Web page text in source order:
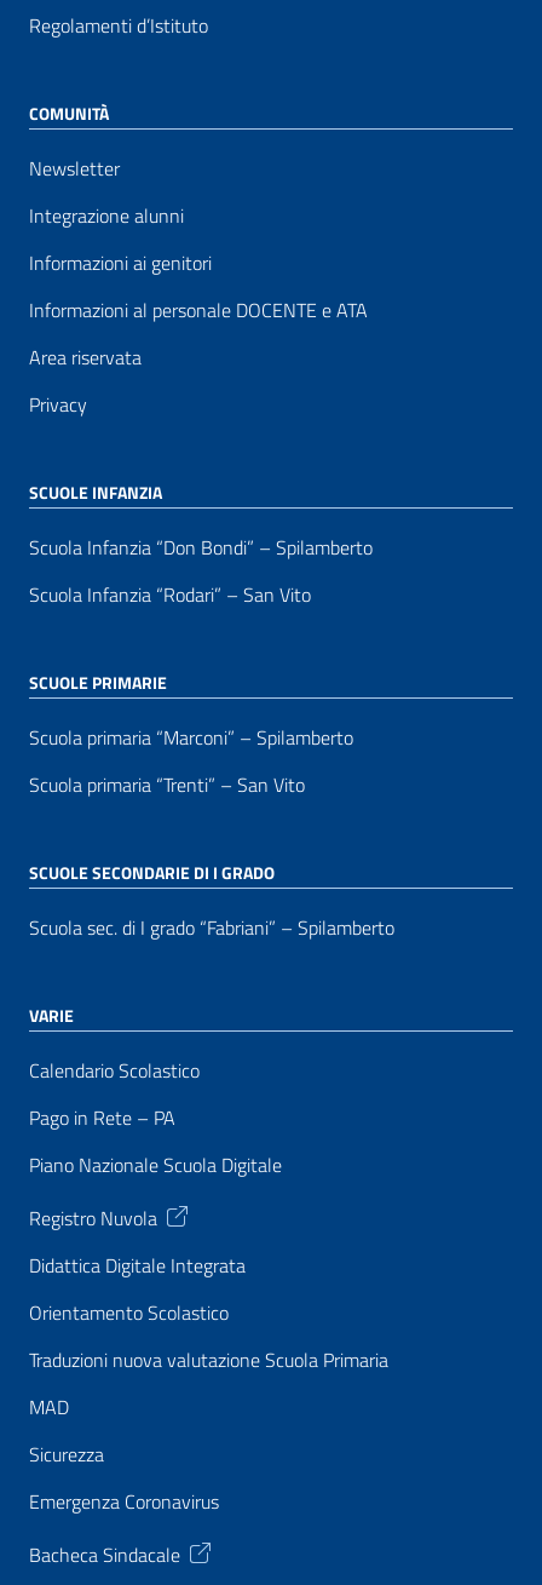
Regolamenti d’Istituto
COMUNITÀ
Newsletter
Integrazione alunni
Informazioni ai genitori
Informazioni al personale DOCENTE e ATA
Area riservata
Privacy
SCUOLE INFANZIA
Scuola Infanzia “Don Bondi” – Spilamberto
Scuola Infanzia “Rodari” – San Vito
SCUOLE PRIMARIE
Scuola primaria “Marconi” – Spilamberto
Scuola primaria “Trenti” – San Vito
SCUOLE SECONDARIE DI I GRADO
Scuola sec. di I grado “Fabriani” – Spilamberto
VARIE
Calendario Scolastico
Pago in Rete – PA
Piano Nazionale Scuola Digitale
Registro Nuvola
Didattica Digitale Integrata
Orientamento Scolastico
Traduzioni nuova valutazione Scuola Primaria
MAD
Sicurezza
Emergenza Coronavirus
Bacheca Sindacale